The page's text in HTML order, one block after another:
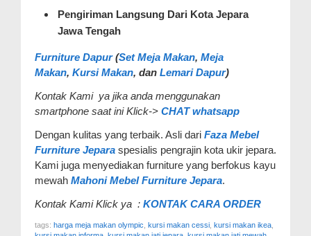
Pengiriman Langsung Dari Kota Jepara
Jawa Tengah
Furniture Dapur(Set Meja Makan, Meja
Makan, Kursi Makan, dan Lemari Dapur)
Kontak Kami ya jika anda menggunakan
smartphone saat ini Klick-> CHAT whatsapp
Dengan kulitas yang terbaik. Asli dari Faza Mebel
Furniture Jepara spesialis pengrajin kota ukir jepara.
Kami juga menyediakan furniture yang berfokus kayu
mewah Mahoni Mebel Furniture Jepara.
Kontak Kami Klick ya : KONTAK CARA ORDER
tags: harga meja makan olympic kursi makan cessi kursi makan ikea